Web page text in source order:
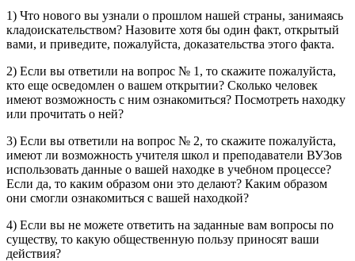
1) Что нового вы узнали о прошлом нашей страны, занимаясь
кладоискательством? Назовите хотя бы один факт, открытый
вами, и приведите, пожалуйста, доказательства этого факта.
2) Если вы ответили на вопрос № 1, то скажите пожалуйста,
кто еще осведомлен о вашем открытии? Сколько человек
имеют возможность с ним ознакомиться? Посмотреть находку
или прочитать о ней?
3) Если вы ответили на вопрос № 2, то скажите пожалуйста,
имеют ли возможность учителя школ и преподаватели ВУЗов
использовать данные о вашей находке в учебном процессе?
Если да, то каким образом они это делают? Каким образом
они смогли ознакомиться с вашей находкой?
4) Если вы не можете ответить на заданные вам вопросы по
существу, то какую общественную пользу приносят ваши
действия?